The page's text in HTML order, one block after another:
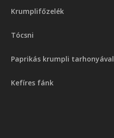
Krumplifőzelék
Tócsni
Paprikás krumpli tarhonyával
Kefíres fánk